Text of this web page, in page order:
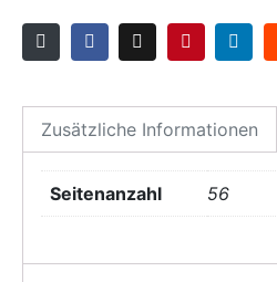
Zusätzliche Informationen
Seitenanzahl 56